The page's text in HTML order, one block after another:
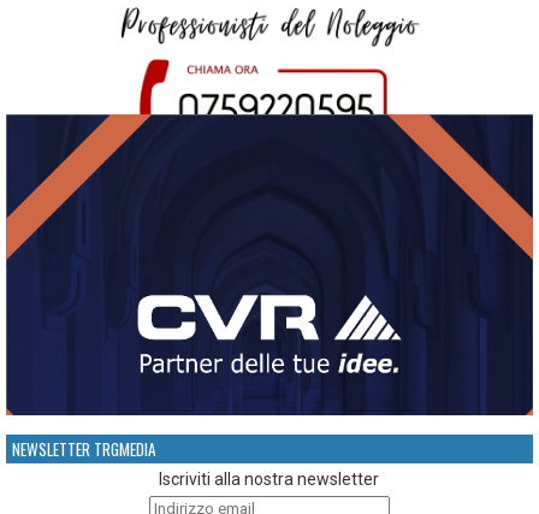
NEWSLETTER TRGMEDIA
Iscriviti alla nostra newsletter